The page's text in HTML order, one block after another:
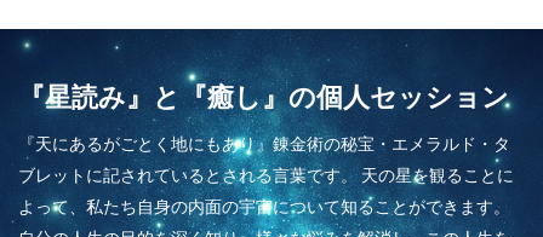
『星読み』と『癒し』の個人セッション
『天にあるがごとく地にもあり』錬金術の秘宝・エメラルド・タ
ブレットに記されているとされる言葉です。 天の星を観ることに
よって、私たち自身の内面の宇宙について知ることができます。